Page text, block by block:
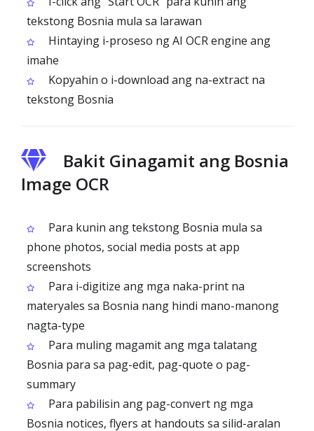
tekstong Bosnia mula sa larawan
Hintaying i-proseso ng AI OCR engine ang
imahe
Kopyahin o i-download ang na-extract na
tekstong Bosnia
Bakit Ginagamit ang Bosnia
Image OCR
Para kunin ang tekstong Bosnia mula sa
phone photos, social media posts at app
screenshots
Para i-digitize ang mga naka-print na
materyales sa Bosnia nang hindi mano-manong
nagta-type
Para muling magamit ang mga talatang
Bosnia para sa pag-edit, pag-quote o pag-
summary
Para pabilisin ang pag-convert ng mga
Bosnia notices, flyers at handouts sa silid-aralan